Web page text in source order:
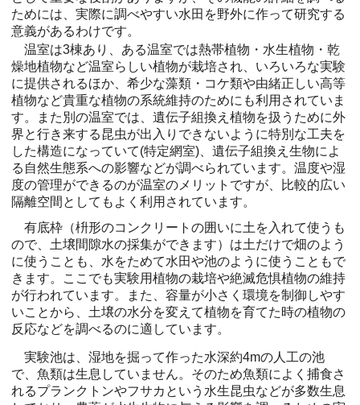
ためには、実際に調べやすい水田を野外に作って研究する
意義があるわけです。
温室は3棟あり、ある温室では熱帯植物・水生植物・乾
燥地植物など温室らしい植物が栽培され、いろいろな実験
に提供されるほか、希少な藻類・コケ類や由緒正しい高等
植物など貴重な植物の系統維持のためにも利用されていま
す。また別の温室では、遺伝子組換え植物を扱うために外
界と行き来する昆虫が出入りできないように特別な工夫を
した構造になっていて(特定網室)、遺伝子組換え生物によ
る自然生態系への影響などが調べられています。温度や湿
度の管理ができるのが温室のメリットですが、比較的広い
隔離空間としてもよく利用されています。
有底枠（枡形のコンクリートの囲いに土を入れて使うも
ので、土壌間隙水の採集ができます）は土だけで畑のよう
に使うことも、水をためて水田や池のように使うこともで
きます。ここでも実験用植物の栽培や絶滅危惧植物の維持
が行われています。また、容量が小さく環境を制御しやす
いことから、土壌の水分を変えて植物を育てた時の植物の
反応などを調べるのに適しています。
実験池は、湿地を掘って作った水深約4mの人工の池
で、魚類は生息していません。そのため魚類によく捕食さ
れるプランクトンやフサカという水生昆虫などが多数生息